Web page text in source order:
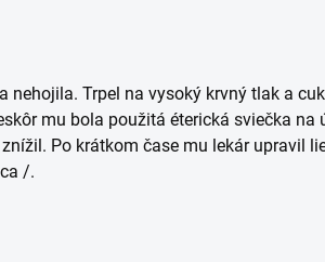
Trpel na vysoký krvný tlak a
mu bola použitá éterická sviečka na
Po krátkom čase mu lekár upravil
/.